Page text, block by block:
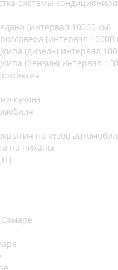
системы
(интервал 10000 км)
(интервал 10000
(дизель) интервал
(бензин) интервал
кузова
на кузов
на пикапы